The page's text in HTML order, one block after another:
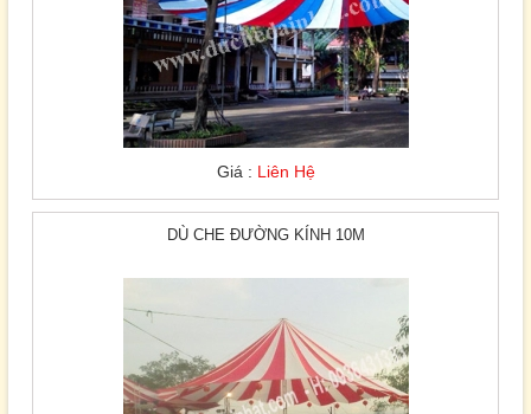
Giá : Liên Hệ
DÙ CHE ĐƯỜNG KÍNH 10M